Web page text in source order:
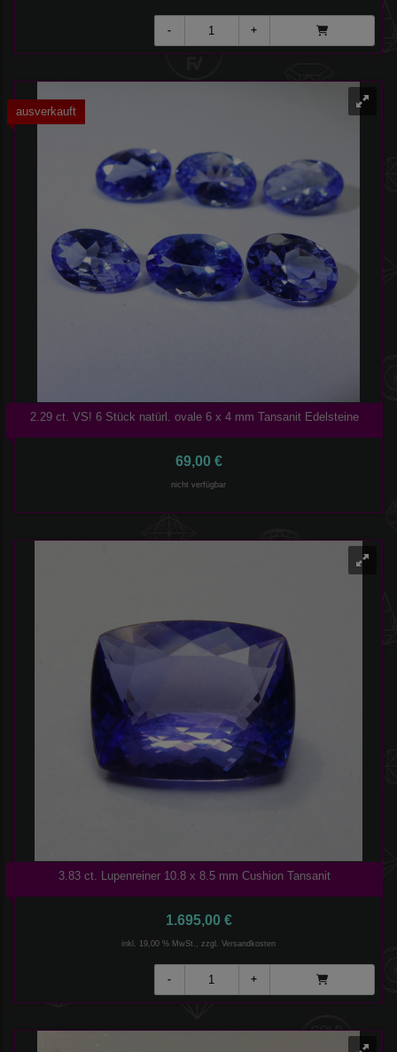
ausverkauft
2.29 ct. VS! 6 Stück natürl. ovale 6 x 4 mm Tansanit Edelsteine
69,00 €
nicht verfügbar
3.83 ct. Lupenreiner 10.8 x 8.5 mm Cushion Tansanit
1.695,00 €
inkl. 19,00 % MwSt., zzgl. Versandkosten